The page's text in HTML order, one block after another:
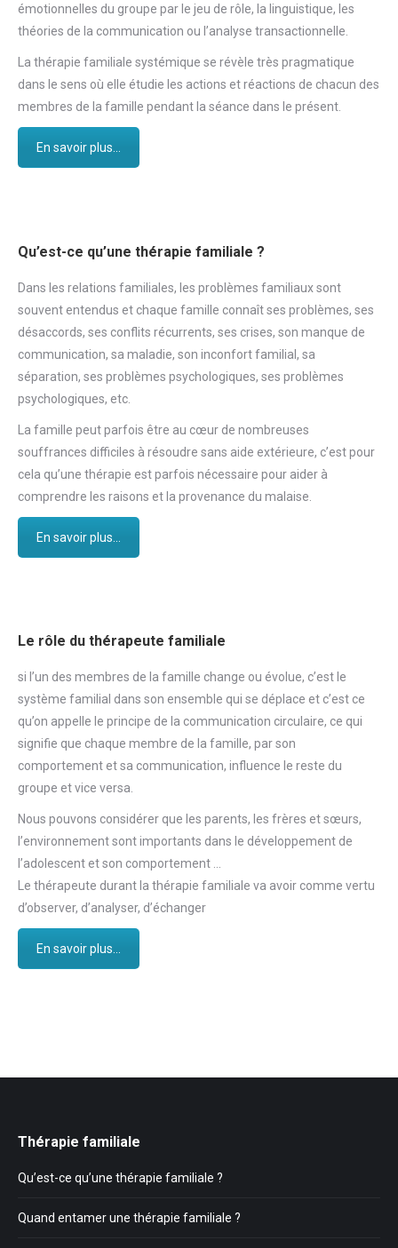
émotionnelles du groupe par le jeu de rôle, la linguistique, les
théories de la communication ou l’analyse transactionnelle.
La thérapie familiale systémique se révèle très pragmatique
dans le sens où elle étudie les actions et réactions de chacun des
membres de la famille pendant la séance dans le présent.
En savoir plus...
Qu’est-ce qu’une thérapie familiale ?
Dans les relations familiales, les problèmes familiaux sont
souvent entendus et chaque famille connaît ses problèmes, ses
désaccords, ses conflits récurrents, ses crises, son manque de
communication, sa maladie, son inconfort familial, sa
séparation, ses problèmes psychologiques, ses problèmes
psychologiques, etc.
La famille peut parfois être au cœur de nombreuses
souffrances difficiles à résoudre sans aide extérieure, c’est pour
cela qu’une thérapie est parfois nécessaire pour aider à
comprendre les raisons et la provenance du malaise.
En savoir plus...
Le rôle du thérapeute familiale
si l’un des membres de la famille change ou évolue, c’est le
système familial dans son ensemble qui se déplace et c’est ce
qu’on appelle le principe de la communication circulaire, ce qui
signifie que chaque membre de la famille, par son
comportement et sa communication, influence le reste du
groupe et vice versa.
Nous pouvons considérer que les parents, les frères et sœurs,
l’environnement sont importants dans le développement de
l’adolescent et son comportement …
Le thérapeute durant la thérapie familiale va avoir comme vertu
d’observer, d’analyser, d’échanger
En savoir plus...
Thérapie familiale
Qu’est-ce qu’une thérapie familiale ?
Quand entamer une thérapie familiale ?